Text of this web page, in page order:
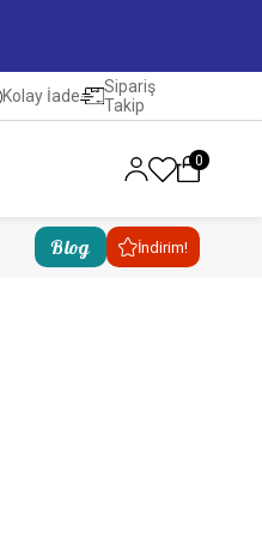
Kolay İade
Sipariş
Takip
0
Blog İndirim!